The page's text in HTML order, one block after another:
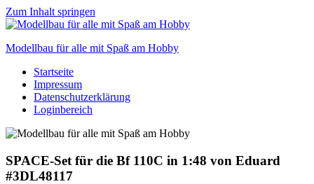
Zum Inhalt springen
Modellbau für alle mit Spaß am Hobby
Scale
modelling
to
Startseite
Impressum
Datenschutzerklärung
Loginbereich
SPACE-Set für die Bf 110C in 1:48 von Eduard
#3DL48117